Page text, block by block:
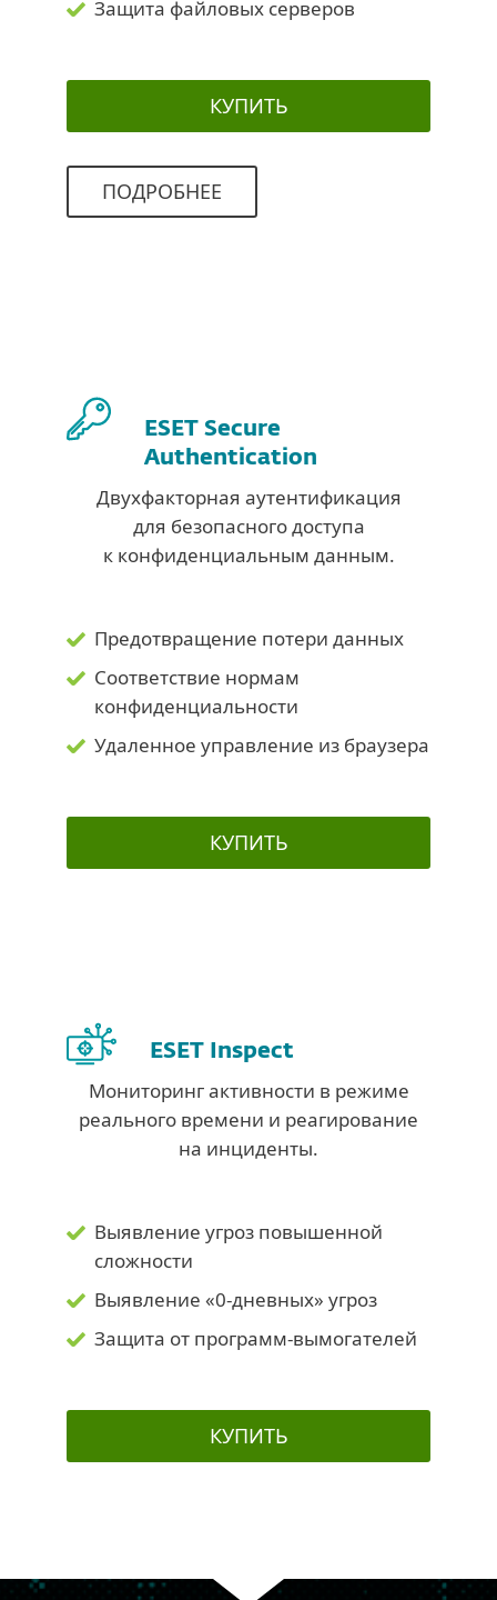
Защита файловых серверов
КУПИТЬ
ПОДРОБНЕЕ
ESET Secure
Authentication
Двухфакторная аутентификация
для безопасного доступа
к конфиденциальным данным.
Предотвращение потери данных
Соответствие нормам
конфиденциальности
Удаленное управление из браузера
КУПИТЬ
ESET Inspect
Мониторинг активности в режиме
реального времени и реагирование
на инциденты.
Выявление угроз повышенной
сложности
Выявление «0-дневных» угроз
Защита от программ-вымогателей
КУПИТЬ